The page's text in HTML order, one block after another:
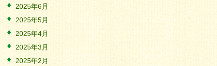
2025年6月
2025年5月
2025年4月
2025年3月
2025年2月